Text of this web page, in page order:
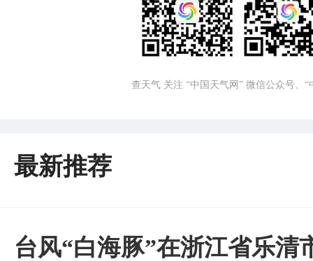
查天气 关注 “中国天气网” 微信公众号、
最新推荐
台风“白海豚”在浙江省乐清